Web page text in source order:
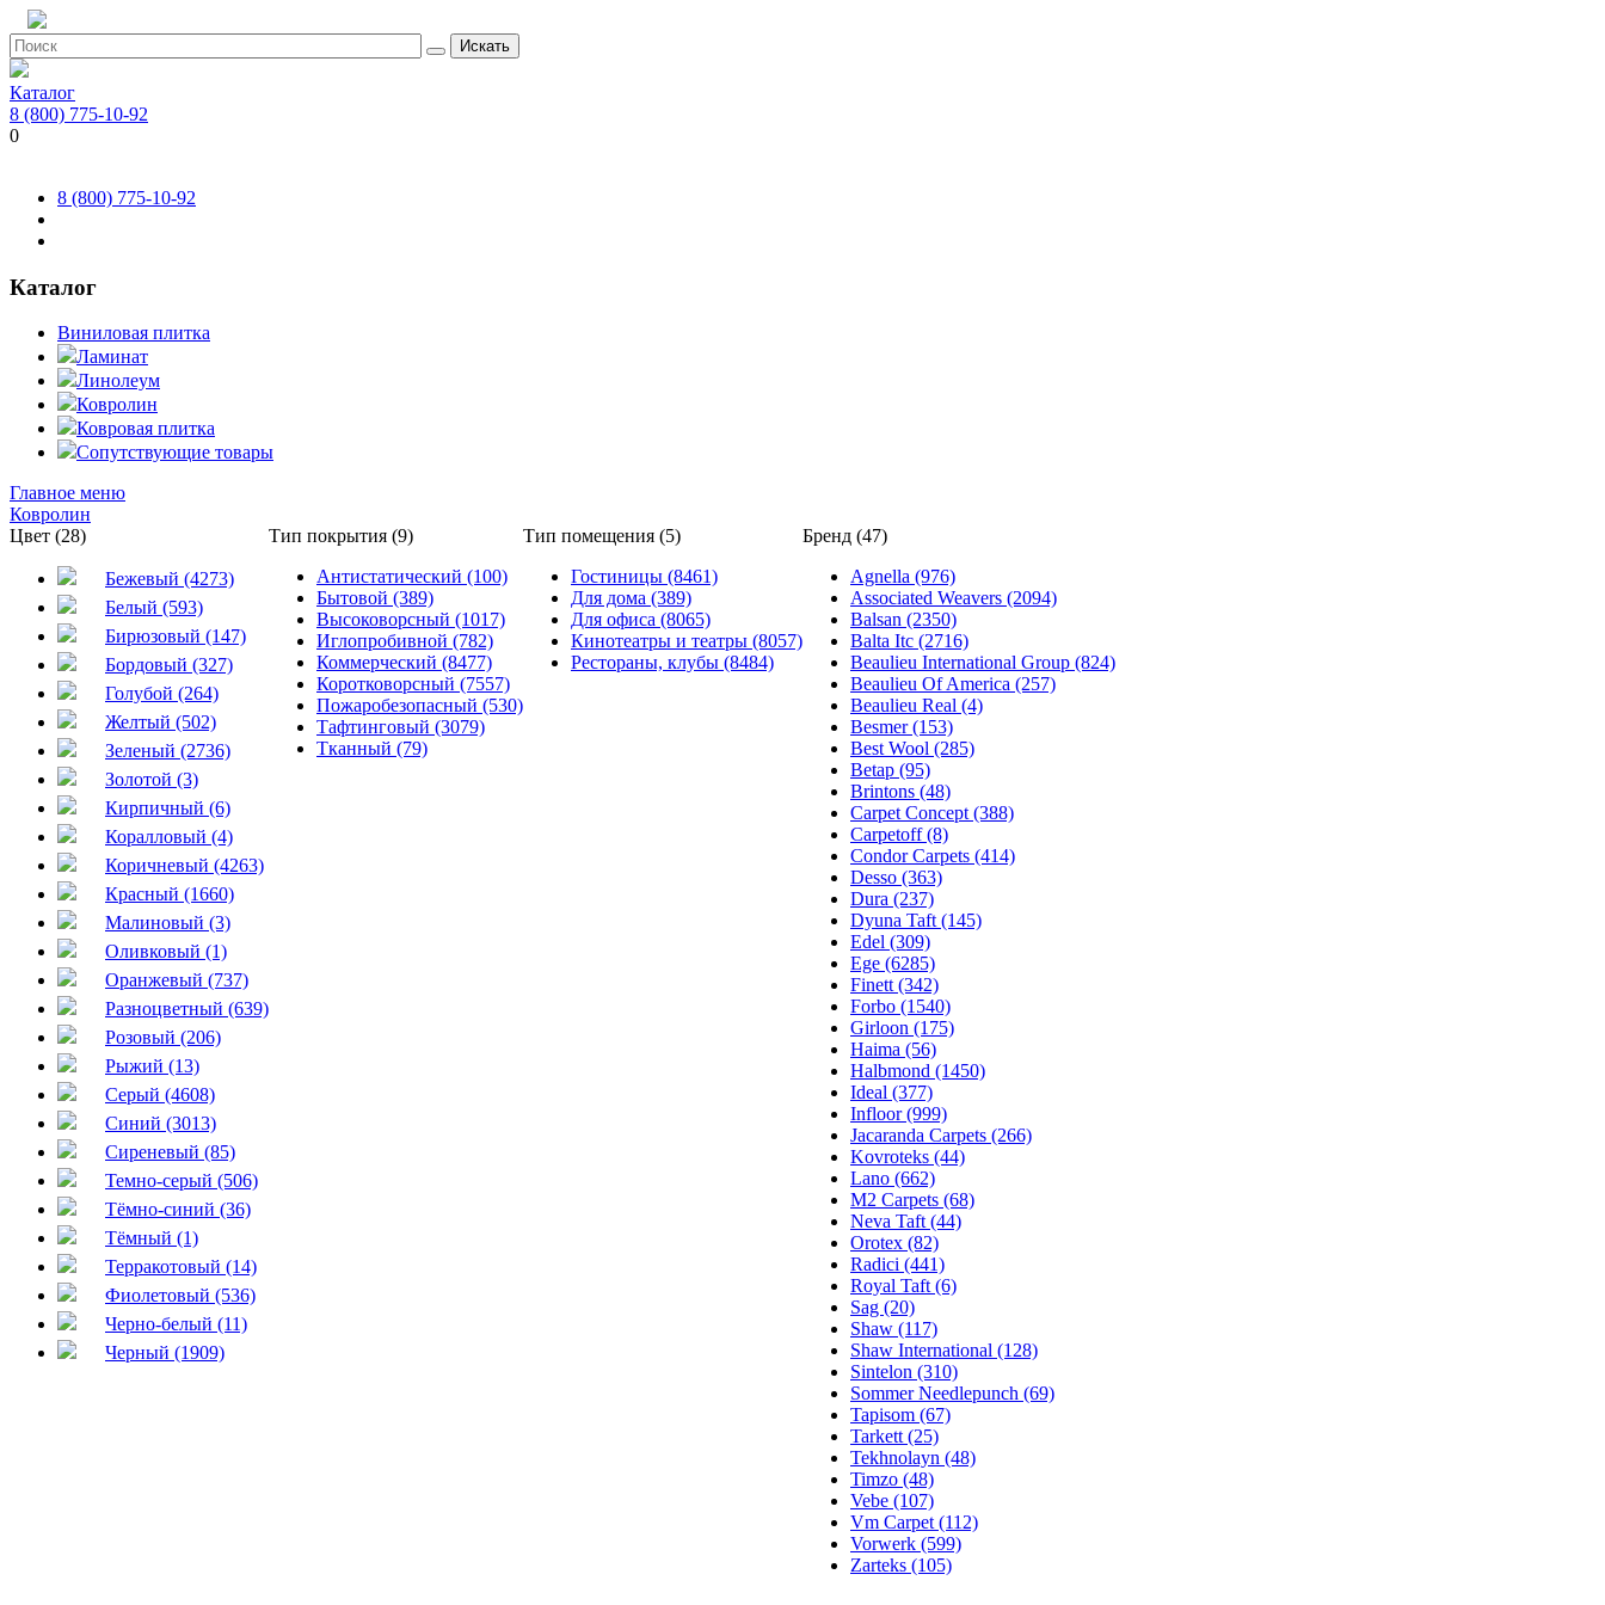
Искать
Каталог
8 (800) 775-10-92
0
8 (800) 775-10-92
Каталог
Виниловая плитка
Ламинат
Линолеум
Ковролин
Ковровая плитка
Сопутствующие товары
Главное меню
Ковролин
Цвет (28)
Бежевый (4273)
Белый (593)
Бирюзовый (147)
Бордовый (327)
Голубой (264)
Желтый (502)
Зеленый (2736)
Золотой (3)
Кирпичный (6)
Коралловый (4)
Коричневый (4263)
Красный (1660)
Малиновый (3)
Оливковый (1)
Оранжевый (737)
Разноцветный (639)
Розовый (206)
Рыжий (13)
Серый (4608)
Синий (3013)
Сиреневый (85)
Темно-серый (506)
Тёмно-синий (36)
Тёмный (1)
Терракотовый (14)
Фиолетовый (536)
Черно-белый (11)
Черный (1909)
Тип покрытия (9)
Антистатический (100)
Бытовой (389)
Высоковорсный (1017)
Иглопробивной (782)
Коммерческий (8477)
Коротковорсный (7557)
Пожаробезопасный (530)
Тафтинговый (3079)
Тканный (79)
Тип помещения (5)
Гостиницы (8461)
Для дома (389)
Для офиса (8065)
Кинотеатры и театры (8057)
Рестораны, клубы (8484)
Бренд (47)
Agnella (976)
Associated Weavers (2094)
Balsan (2350)
Balta Itc (2716)
Beaulieu International Group (824)
Beaulieu Of America (257)
Beaulieu Real (4)
Besmer (153)
Best Wool (285)
Betap (95)
Brintons (48)
Carpet Concept (388)
Carpetoff (8)
Condor Carpets (414)
Desso (363)
Dura (237)
Dyuna Taft (145)
Edel (309)
Ege (6285)
Finett (342)
Forbo (1540)
Girloon (175)
Haima (56)
Halbmond (1450)
Ideal (377)
Infloor (999)
Jacaranda Carpets (266)
Kovroteks (44)
Lano (662)
M2 Carpets (68)
Neva Taft (44)
Orotex (82)
Radici (441)
Royal Taft (6)
Sag (20)
Shaw (117)
Shaw International (128)
Sintelon (310)
Sommer Needlepunch (69)
Tapisom (67)
Tarkett (25)
Tekhnolayn (48)
Timzo (48)
Vebe (107)
Vm Carpet (112)
Vorwerk (599)
Zarteks (105)